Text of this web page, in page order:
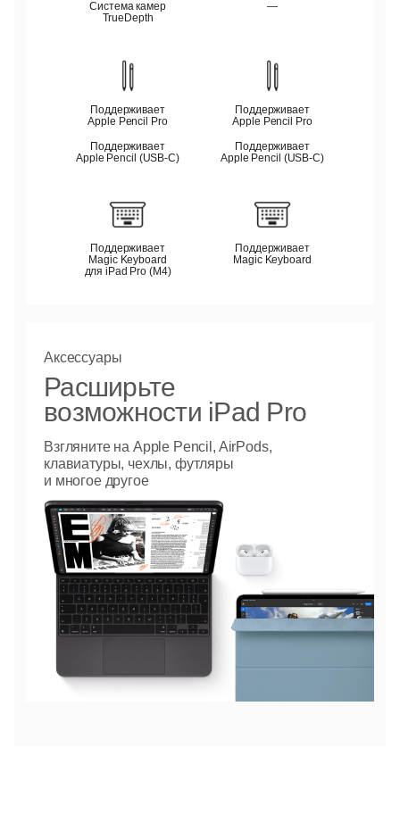
Система камер
TrueDepth
—
Поддерживает
Apple Pencil Pro
Поддерживает
Apple Pencil (USB‑C)
Поддерживает
Apple Pencil Pro
Поддерживает
Apple Pencil (USB‑C)
Поддерживает
Magic Keyboard
для iPad Pro (M4)
Поддерживает
Magic Keyboard
Аксессуары
Расширьте
возможности iPad Pro
Взгляните на Apple Pencil, AirPods,
клавиатуры, чехлы, футляры
и многое другое